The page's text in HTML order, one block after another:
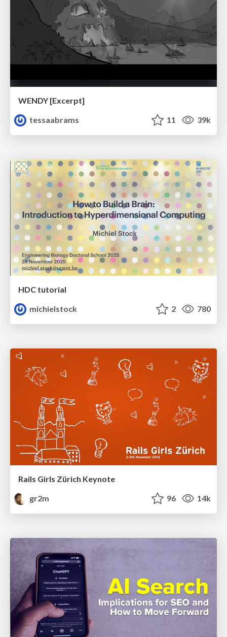
WENDY [Excerpt]
tessaabrams
11 39k
HDC tutorial
michielstock
2 780
Rails Girls Zürich Keynote
gr2m
96 14k